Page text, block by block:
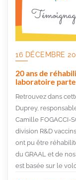
16 DÉCEMBRE
20 ans de
laboratoire
Retrouvez dans
Duprey,
Camille FOGACCI-
division R&D
ont pu être
du GRAAL et de
est basée sur le